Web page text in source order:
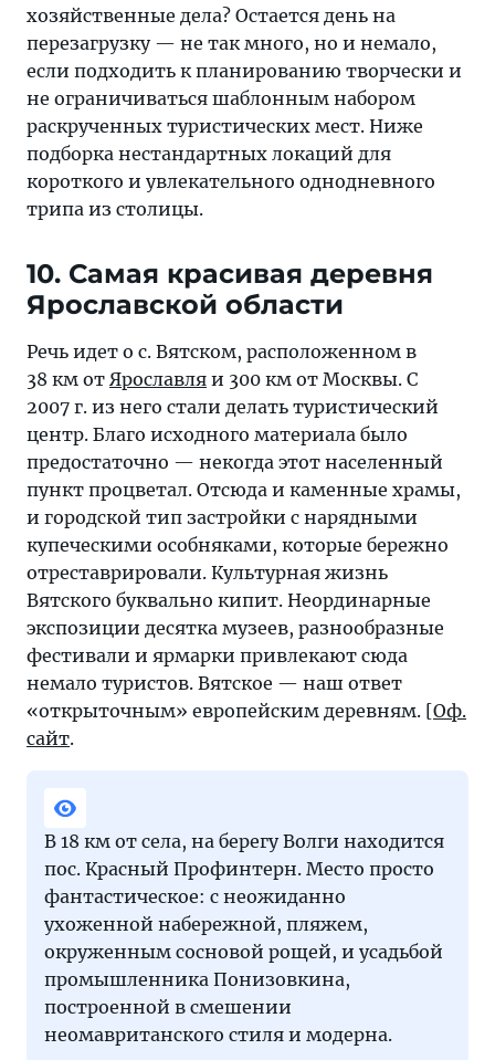
планированию
творчески
не
ограничиваться
шаблонным
набором
туристических
мест.
хозяйственные дела? Остается день на
перезагрузку — не так много, но и немало,
если подходить к планированию творчески и
не ограничиваться шаблонным набором
раскрученных туристических мест. Ниже
подборка нестандартных локаций для
короткого и увлекательного однодневного
трипа из столицы.
10. Самая красивая деревня
Ярославской области
Речь идет о с. Вятском, расположенном в
38 км от Ярославля и 300 км от Москвы. С
2007 г. из него стали делать туристический
центр. Благо исходного материала было
предостаточно — некогда этот населенный
пункт процветал. Отсюда и каменные храмы,
и городской тип застройки с нарядными
купеческими особняками, которые бережно
отреставрировали. Культурная жизнь
Вятского буквально кипит. Неординарные
экспозиции десятка музеев, разнообразные
фестивали и ярмарки привлекают сюда
немало туристов. Вятское — наш ответ
«открыточным» европейским деревням. [Оф.
сайт.
В 18 км от села, на берегу Волги находится
пос. Красный Профинтерн. Место просто
фантастическое: с неожиданно
ухоженной набережной, пляжем,
окруженным сосновой рощей, и усадьбой
промышленника Понизовкина,
построенной в смешении
неомавританского стиля и модерна.